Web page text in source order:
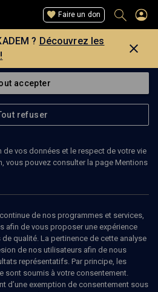
Faire un don
? Découvrez les
d’un an) passionné par la
les technologies de codage et .
:).
accepter
refuser
vos données et le respect de votre vie
vous pouvez consulter la page Mentions
de nos programmes et services,
afin de vous proposer une expérience
qualité. La pertinence de cette analyse
de nos utilisateurs afin de nous
représentatifs. Par principe, les
sont soumis à votre consentement.
d’une exemption de consentement sous